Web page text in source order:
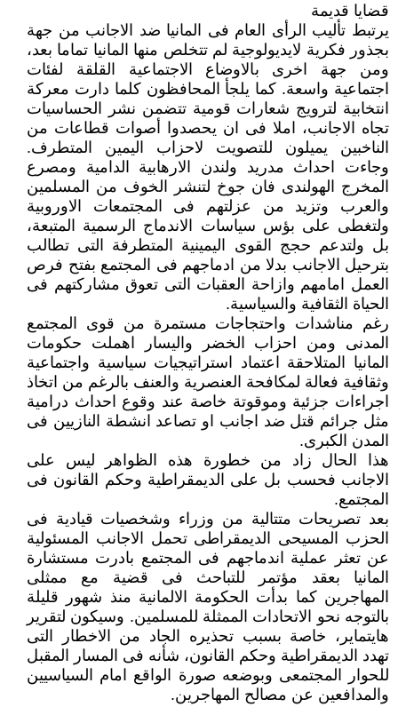
قضايا قديمة
يرتبط تأليب الرأى العام فى المانيا ضد الاجانب من جهة
بجذور فكرية لايديولوجية لم تتخلص منها المانيا تماما بعد،
ومن جهة اخرى بالاوضاع الاجتماعية القلقة لفئات
اجتماعية واسعة. كما يلجأ المحافظون كلما دارت معركة
انتخابية لترويج شعارات قومية تتضمن نشر الحساسيات
تجاه الاجانب، املا فى ان يحصدوا أصوات قطاعات من
الناخبين يميلون للتصويت لاحزاب اليمين المتطرف.
وجاءت احداث مدريد ولندن الارهابية الدامية ومصرع
المخرج الهولندى فان جوخ لتنشر الخوف من المسلمين
والعرب وتزيد من عزلتهم فى المجتمعات الاوروبية
ولتغطى على بؤس سياسات الاندماج الرسمية المتبعة،
بل ولتدعم حجج القوى اليمينية المتطرفة التى تطالب
بترحيل الاجانب بدلا من ادماجهم فى المجتمع بفتح فرص
العمل امامهم وازاحة العقبات التى تعوق مشاركتهم فى
الحياة الثقافية والسياسية.
رغم مناشدات واحتجاجات مستمرة من قوى المجتمع
المدنى ومن احزاب الخضر واليسار اهملت حكومات
المانيا المتلاحقة اعتماد استراتيجيات سياسية واجتماعية
وثقافية فعالة لمكافحة العنصرية والعنف بالرغم من اتخاذ
اجراءات جزئية وموقوتة خاصة عند وقوع احداث درامية
مثل جرائم قتل ضد اجانب او تصاعد انشطة النازيين فى
المدن الكبرى.
هذا الحال زاد من خطورة هذه الظواهر ليس على
الاجانب فحسب بل على الديمقراطية وحكم القانون فى
المجتمع.
بعد تصريحات متتالية من وزراء وشخصيات قيادية فى
الحزب المسيحى الديمقراطى تحمل الاجانب المسئولية
عن تعثر عملية اندماجهم فى المجتمع بادرت مستشارة
المانيا بعقد مؤتمر للتباحث فى قضية مع ممثلى
المهاجرين كما بدأت الحكومة الالمانية منذ شهور قليلة
بالتوجه نحو الاتحادات الممثلة للمسلمين. وسيكون لتقرير
هايتماير، خاصة بسبب تحذيره الجاد من الاخطار التى
تهدد الديمقراطية وحكم القانون، شأنه فى المسار المقبل
للحوار المجتمعى وبوضعه صورة الواقع امام السياسيين
والمدافعين عن مصالح المهاجرين.